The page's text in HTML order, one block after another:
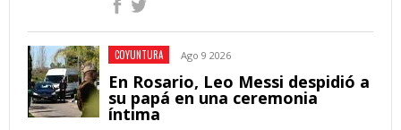
COYUNTURA Ago 9 2026
En Rosario, Leo Messi despidió a
su papá en una ceremonia
íntima